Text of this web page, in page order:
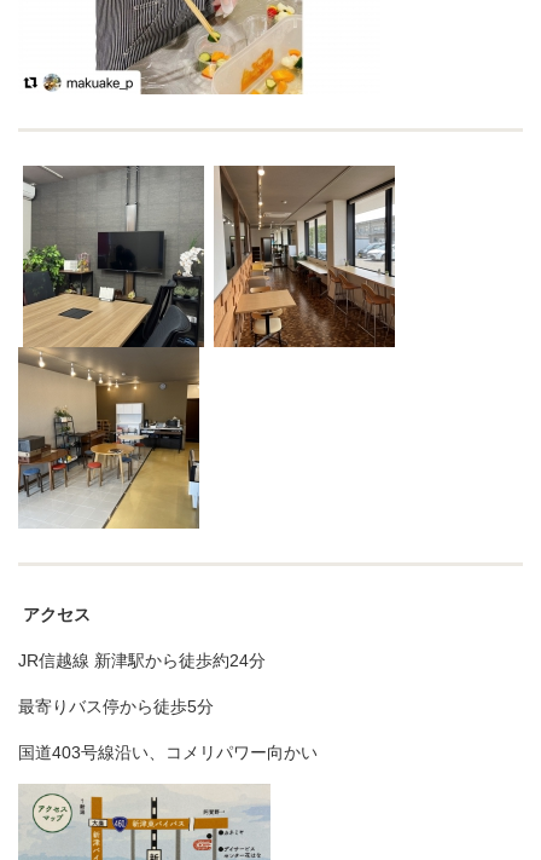
アクセス
JR信越線 新津駅から徒歩約24分
最寄りバス停から徒歩5分
国道403号線沿い、コメリパワー向かい